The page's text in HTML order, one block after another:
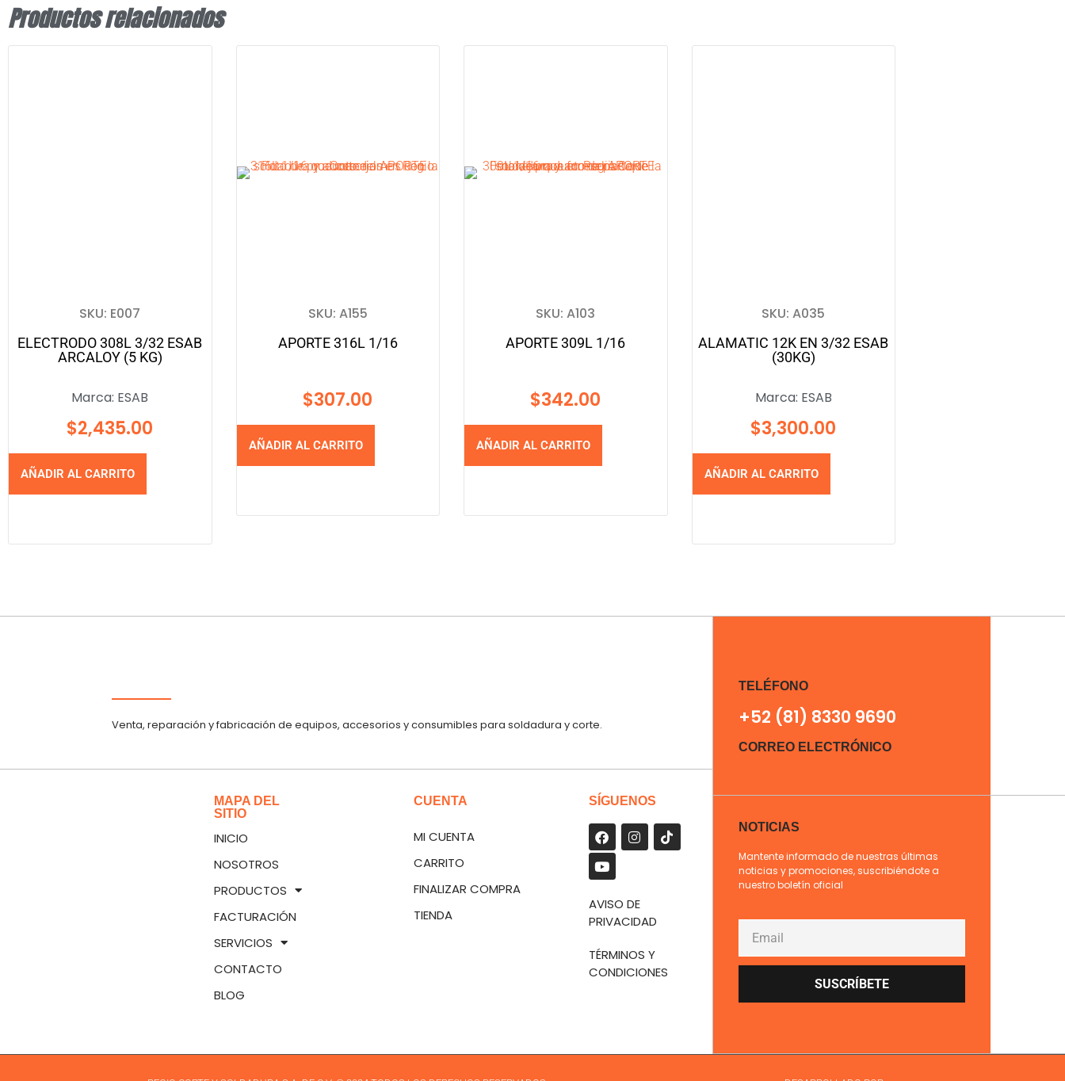
Productos relacionados
SKU: E007
ELECTRODO 308L 3/32 ESAB
ARCALOY (5 KG)
Marca: ESAB
$2,435.00
AÑADIR AL CARRITO
SKU: A155
APORTE 316L 1/16
$307.00
AÑADIR AL CARRITO
SKU: A103
APORTE 309L 1/16
$342.00
AÑADIR AL CARRITO
SKU: A035
ALAMATIC 12K EN 3/32 ESAB
(30KG)
Marca: ESAB
$3,300.00
AÑADIR AL CARRITO
Venta, reparación y fabricación de equipos, accesorios y consumibles para soldadura y corte.
MAPA DEL
SITIO
INICIO
NOSOTROS
PRODUCTOS
FACTURACIÓN
SERVICIOS
CONTACTO
BLOG
CUENTA
MI CUENTA
CARRITO
FINALIZAR COMPRA
TIENDA
SÍGUENOS
AVISO DE
PRIVACIDAD
TÉRMINOS Y
CONDICIONES
TELÉFONO
+52 (81) 8330 9690
CORREO ELECTRÓNICO
NOTICIAS
Mantente informado de nuestras últimas
noticias y promociones, suscribiéndote a
nuestro boletín oficial
SUSCRÍBETE